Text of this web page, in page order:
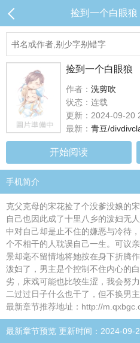
捡到一个白眼
捡到一个白眼狼
作者： 洗剪吹
状态：连载
更新：2024-09-20
最新： 青豆/
开始阅读
手机简介
克父克母的宋花捡了个没爹没娘的
自己也因此成了十里八乡的泼妇无
中对自己却是止不住的嫌恶与冷待
个不相干的人耽误自己一生。可议
景却毫不留情地将她按在身下折腾
泼妇了，男主是个控制不住内心的
劣，床戏可能也比较生涩，我会努
二过过日子什么也干了，但不换男
最新章节推荐地址：http://
最新章节预览 更新时间：2024-09-